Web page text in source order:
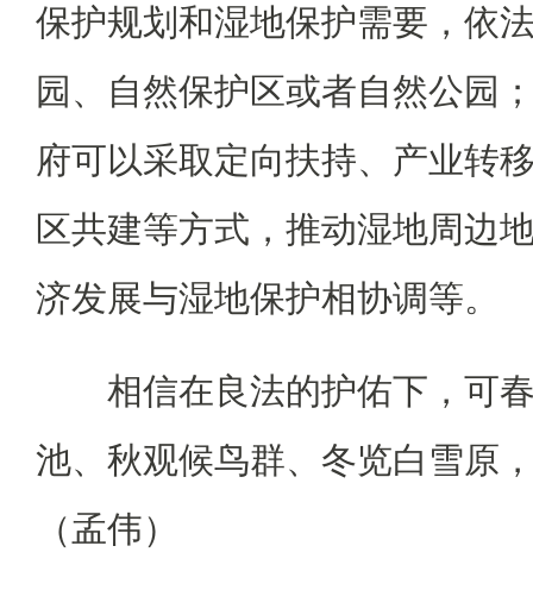
保护规划和湿地保护需要，依
园、自然保护区或者自然公园
府可以采取定向扶持、产业转
区共建等方式，推动湿地周边
济发展与湿地保护相协调等。
相信在良法的护佑下，可
池、秋观候鸟群、冬览白雪原
（孟伟）